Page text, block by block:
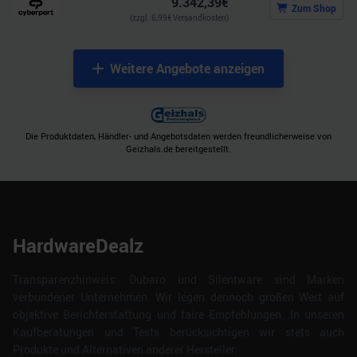
(zzgl. 6,99€ Versandkosten)
Zum Shop
Weitere Angebote anzeigen
Die Produktdaten, Händler- und Angebotsdaten werden freundlicherweise von
Geizhals.de bereitgestellt.
HardwareDealz